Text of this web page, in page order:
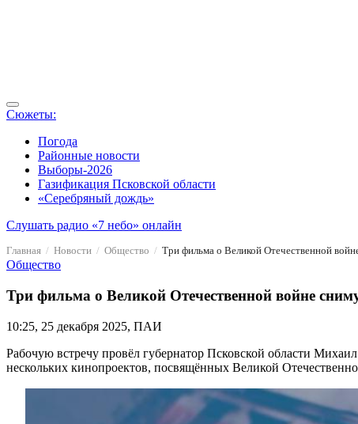
Сюжеты:
Погода
Районные новости
Выборы-2026
Газификация Псковской области
«Серебряный дождь»
Слушать радио «7 небо» онлайн
Главная Новости Общество Три фильма о Великой Отечественной
Общество
Три фильма о Великой Отечественной войне
10:25, 25 декабря 2025, ПАИ
Рабочую встречу провёл губернатор Псковской области
нескольких кинопроектов, посвящённых Великой